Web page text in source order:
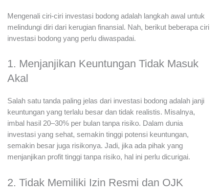
Mengenali ciri-ciri investasi bodong adalah langkah awal untuk
melindungi diri dari kerugian finansial. Nah, berikut beberapa ciri
investasi bodong yang perlu diwaspadai.
1. Menjanjikan Keuntungan Tidak Masuk
Akal
Salah satu tanda paling jelas dari investasi bodong adalah janji
keuntungan yang terlalu besar dan tidak realistis. Misalnya,
imbal hasil 20–30% per bulan tanpa risiko. Dalam dunia
investasi yang sehat, semakin tinggi potensi keuntungan,
semakin besar juga risikonya. Jadi, jika ada pihak yang
menjanjikan profit tinggi tanpa risiko, hal ini perlu dicurigai.
2. Tidak Memiliki Izin Resmi dan OJK